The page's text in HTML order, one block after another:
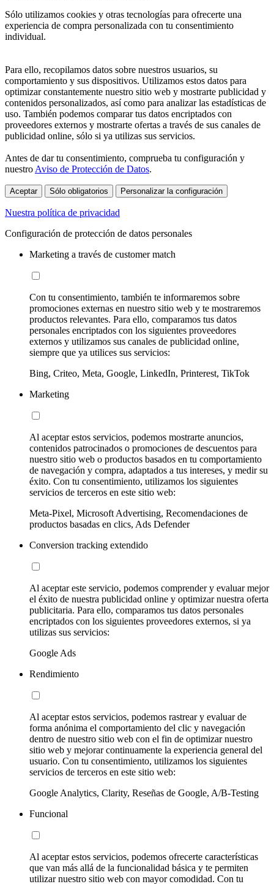
Sólo utilizamos cookies y otras tecnologías para ofrecerte una
experiencia de compra personalizada con tu consentimiento
individual.
Para ello, recopilamos datos sobre nuestros usuarios, su
comportamiento y sus dispositivos. Utilizamos estos datos para
optimizar constantemente nuestro sitio web y mostrarte publicidad y
contenidos personalizados, así como para analizar las estadísticas de
uso. También podemos comparar tus datos encriptados con
proveedores externos y mostrarte ofertas a través de sus canales de
publicidad online, sólo si ya utilizas sus servicios.
Antes de dar tu consentimiento, comprueba tu configuración y
nuestro Aviso de Protección de Datos.
Aceptar Sólo obligatorios Personalizar la configuración
Nuestra política de privacidad
Configuración de protección de datos personales
Marketing a través de customer match
Con tu consentimiento, también te informaremos sobre
promociones externas en nuestro sitio web y te mostraremos
productos relevantes. Para ello, comparamos tus datos
personales encriptados con los siguientes proveedores
externos y utilizamos sus canales de publicidad online,
siempre que ya utilices sus servicios:
Bing, Criteo, Meta, Google, LinkedIn, Printerest, TikTok
Marketing
Al aceptar estos servicios, podemos mostrarte anuncios,
contenidos patrocinados o promociones de descuentos para
nuestro sitio web o productos basados en tu comportamiento
de navegación y compra, adaptados a tus intereses, y medir su
éxito. Con tu consentimiento, utilizamos los siguientes
servicios de terceros en este sitio web:
Meta-Pixel, Microsoft Advertising, Recomendaciones de
productos basadas en clics, Ads Defender
Conversion tracking extendido
Al aceptar este servicio, podemos comprender y evaluar mejor
el éxito de nuestra publicidad online y optimizar nuestra oferta
publicitaria. Para ello, comparamos tus datos personales
encriptados con los siguientes proveedores externos, si ya
utilizas sus servicios:
Google Ads
Rendimiento
Al aceptar estos servicios, podemos rastrear y evaluar de
forma anónima el comportamiento del clic y navegación
dentro de nuestro sitio web con el fin de optimizar nuestro
sitio web y mejorar continuamente la experiencia general del
usuario. Con tu consentimiento, utilizamos los siguientes
servicios de terceros en este sitio web:
Google Analytics, Clarity, Reseñas de Google, A/B-Testing
Funcional
Al aceptar estos servicios, podemos ofrecerte características
que van más allá de la funcionalidad básica y te permiten
utilizar nuestro sitio web con mayor comodidad. Con tu